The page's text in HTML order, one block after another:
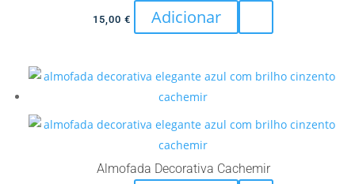
15,00 € Adicionar
Almofada Decorativa Cachemir